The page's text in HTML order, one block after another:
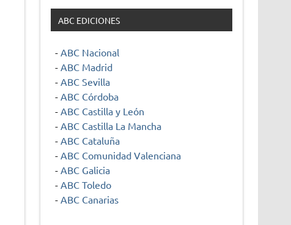
ABC EDICIONES
- ABC Nacional
- ABC Madrid
- ABC Sevilla
- ABC Córdoba
- ABC Castilla y León
- ABC Castilla La Mancha
- ABC Cataluña
- ABC Comunidad Valenciana
- ABC Galicia
- ABC Toledo
- ABC Canarias